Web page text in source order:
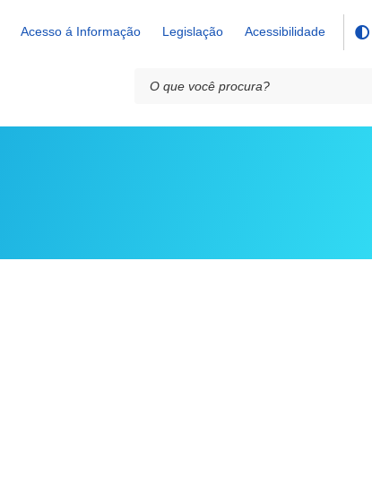
Acesso á Informação Legislação Acessibilidade